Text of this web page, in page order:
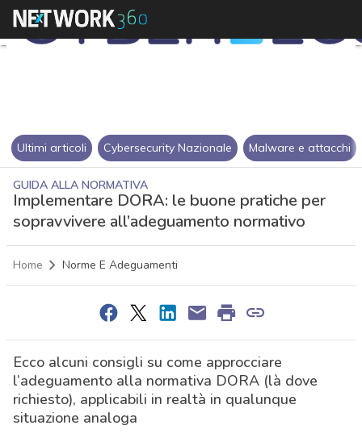
Ultimi articoli Cybersecurity Nazionale Malware e attacchi
GUIDA ALLA NORMATIVA
Implementare DORA: le buone pratiche per
sopravvivere all’adeguamento normativo
Home Norme E Adeguamenti
Ecco alcuni consigli su come approcciare
l’adeguamento alla normativa DORA (là dove
richiesto), applicabili in realtà in qualunque
situazione analoga